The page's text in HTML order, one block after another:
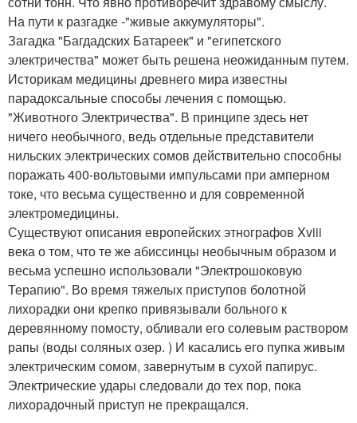
На пути к разгадке -"живые аккумуляторы".
Загадка "Багдадских Батареек" и "египетского
электричества" может быть решена неожиданным путем.
Историкам медицины древнего мира известны
парадоксальные способы лечения с помощью.
"Животного Электричества". В принципе здесь нет
ничего необычного, ведь отдельные представители
нильских электрических сомов действительно способны
поражать 400-вольтовыми импульсами при амперном
токе, что весьма существенно и для современной
электромедицины.
Существуют описания европейских этнографов Xviii
века о том, что те же абиссинцы необычным образом и
весьма успешно использовали "Электрошоковую
Терапию". Во время тяжелых приступов болотной
лихорадки они крепко привязывали больного к
деревянному помосту, обливали его солевым раствором
рапы (воды соляных озер. ) И касались его пупка живым
электрическим сомом, завернутым в сухой папирус.
Электрические удары следовали до тех пор, пока
лихорадочный приступ не прекращался.